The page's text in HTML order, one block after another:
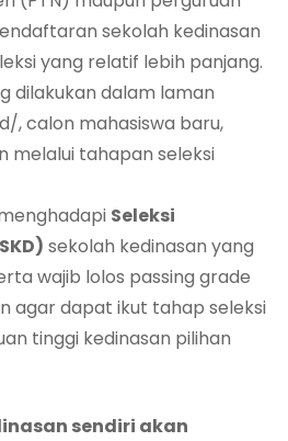
sekolah kedinasan
yang relatif lebih panjang.
dilakukan dalam laman
, calon mahasiswa baru,
melalui tahapan seleksi
Seleksi
sekolah kedinasan yang
wajib lolos passing grade
agar dapat ikut tahap seleksi
tinggi kedinasan pilihan
sendiri akan